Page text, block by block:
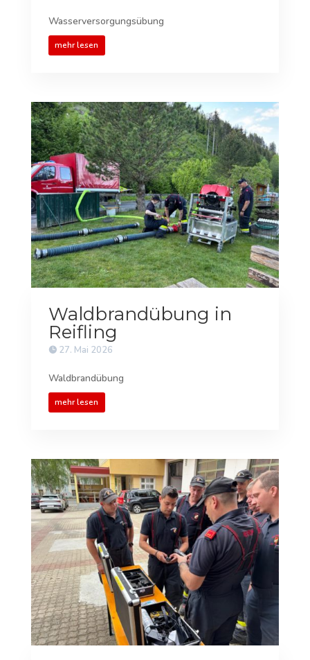
Wasserversorgungsübung
mehr lesen
Waldbrandübung in
Reifling
27. Mai 2026
Waldbrandübung
mehr lesen